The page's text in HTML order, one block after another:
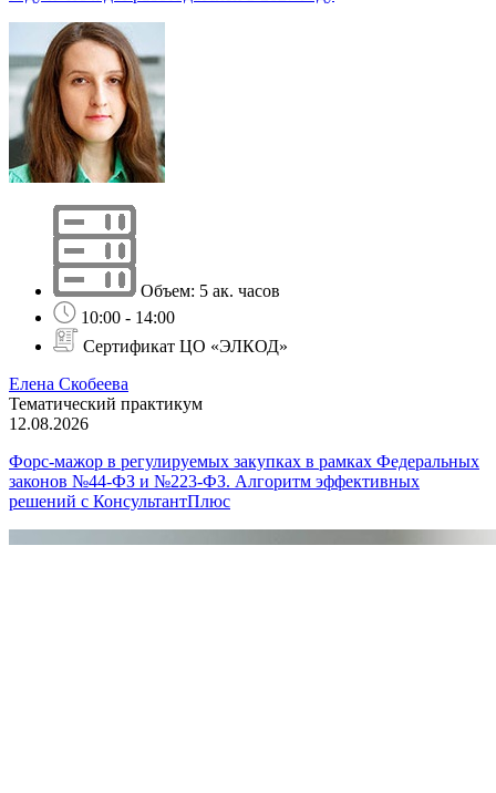
Объем: 5 ак. часов
10:00 - 14:00
Сертификат ЦО «ЭЛКОД»
Елена Скобеева
Тематический практикум
12.08.2026
Форс-мажор в регулируемых закупках в рамках Федеральных
законов №44-ФЗ и №223-ФЗ. Алгоритм эффективных
решений с КонсультантПлюс